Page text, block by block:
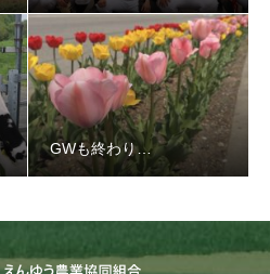
GWも終わり…